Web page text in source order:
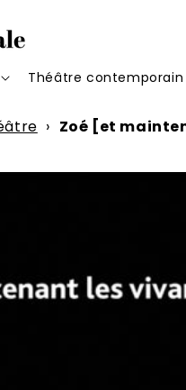
Théâtre contemporain
› Zoé [et